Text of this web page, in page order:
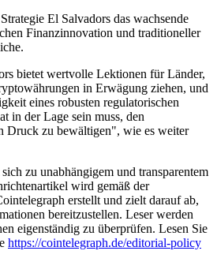
El Salvadors das wachsende
Finanzinnovation und traditioneller
bietet wertvolle Lektionen für Länder,
in Erwägung ziehen, und
eines robusten regulatorischen
in der Lage sein muss, den
Druck zu bewältigen", wie es weiter
zu unabhängigem und transparentem
wird gemäß der
erstellt und zielt darauf ab,
bereitzustellen. Leser werden
eigenständig zu überprüfen. Lesen Sie
https://cointelegraph.de/editorial-policy